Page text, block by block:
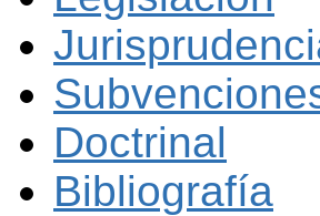
Doctrinal
Bibliografía